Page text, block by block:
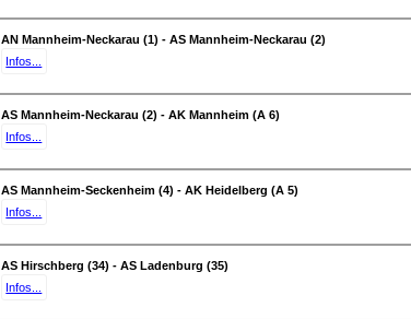
AN Mannheim-Neckarau (1) - AS Mannheim-Neckarau (2)
Infos...
AS Mannheim-Neckarau (2) - AK Mannheim (A 6)
Infos...
AS Mannheim-Seckenheim (4) - AK Heidelberg (A 5)
Infos...
AS Hirschberg (34) - AS Ladenburg (35)
Infos...